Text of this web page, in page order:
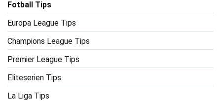
Fotball Tips
Europa League Tips
Champions League Tips
Premier League Tips
Eliteserien Tips
La Liga Tips